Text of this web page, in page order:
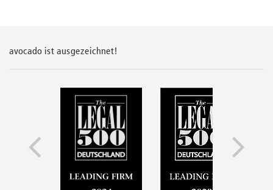
avocado ist ausgezeichnet!